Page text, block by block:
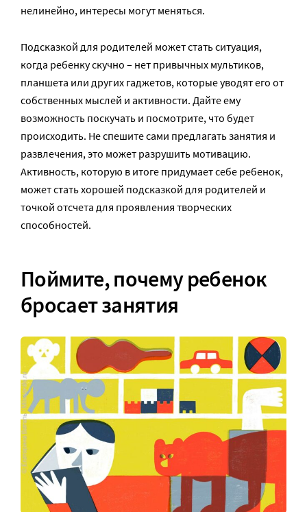
нелинейно, интересы могут меняться.
Подсказкой для родителей может стать ситуация,
когда ребенку скучно – нет привычных мультиков,
планшета или других гаджетов, которые уводят его от
собственных мыслей и активности. Дайте ему
возможность поскучать и посмотрите, что будет
происходить. Не спешите сами предлагать занятия и
развлечения, это может разрушить мотивацию.
Активность, которую в итоге придумает себе ребенок,
может стать хорошей подсказкой для родителей и
точкой отсчета для проявления творческих
способностей.
Поймите, почему ребенок
бросает занятия